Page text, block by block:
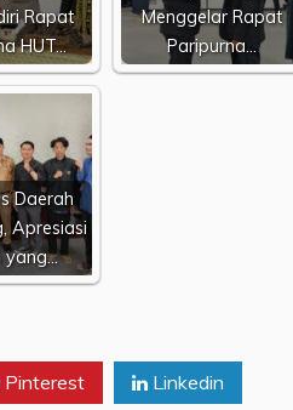
Rapat
HUT…
Menggelar Rapat
Paripurna…
Daerah
Apresiasi
yang…
Pinterest Linkedin